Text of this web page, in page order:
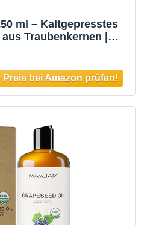
ml – Kaltgepresstes
Traubenkernen |